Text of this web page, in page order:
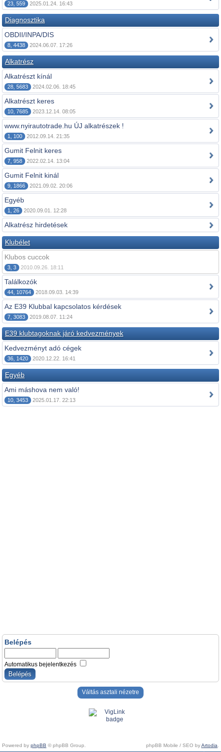
23, 559 2025.01.24. 16:43
Diagnosztika
OBDII/INPA/DIS
8, 4438 2024.06.07. 17:26
Alkatrész
Alkatrészt kínál
28, 5683 2024.02.06. 18:45
Alkatrészt keres
10, 7685 2023.12.14. 08:05
www.nyirautotrade.hu ÚJ alkatrészek !
1, 100 2012.09.14. 21:35
Gumit Felnit keres
7, 958 2022.02.14. 13:04
Gumit Felnit kinál
9, 1866 2021.09.02. 20:06
Egyéb
1, 26 2020.09.01. 12:28
Alkatrész hirdetések
Klubélet
Klubos cuccok
3, 3 2010.09.26. 18:11
Találkozók
44, 10764 2018.09.03. 14:39
Az E39 Klubbal kapcsolatos kérdések
7, 3083 2019.08.07. 11:24
E39 klubtagoknak járó kedvezmények
Kedvezményt adó cégek
36, 1420 2020.12.22. 16:41
Egyéb
Ami máshova nem való!
10, 3453 2025.01.17. 22:13
Belépés
Automatikus bejelentkezés
Váltás asztali nézetre
Powered by phpBB © phpBB Group. phpBB Mobile / SEO byArtodia.